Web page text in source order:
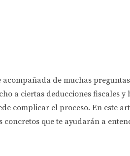
de muchas
a ciertas deducciones fiscales
complicar el proceso. En este
que te ayudarán a